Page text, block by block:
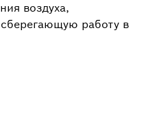
воздуха,
работу в